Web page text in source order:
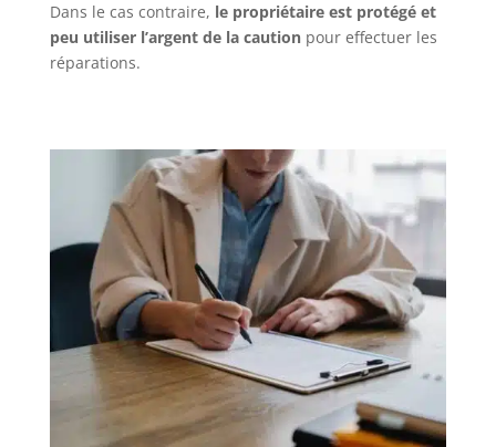
Dans le cas contraire, le propriétaire est protégé et
peu utiliser l’argent de la cautionpour effectuer les
réparations.